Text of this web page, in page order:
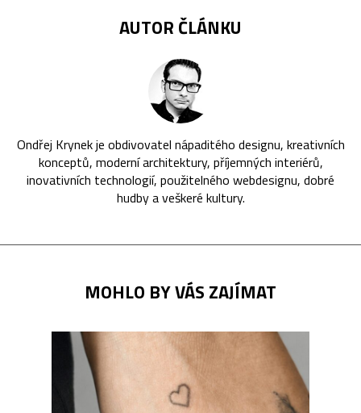
AUTOR ČLÁNKU
Ondřej Krynek je obdivovatel nápaditého designu, kreativních
konceptů, moderní architektury, příjemných interiérů,
inovativních technologií, použitelného webdesignu, dobré
hudby a veškeré kultury.
MOHLO BY VÁS ZAJÍMAT